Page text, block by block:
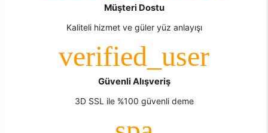
Müşteri Dostu
Kaliteli hizmet ve güler yüz anlayışı
Güvenli Alışveriş
3D SSL ile %100 güvenli deme